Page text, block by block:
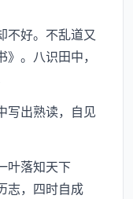
不好。不乱道又
。八识田中，
写出熟读，自见
叶落知天下
志，四时自成